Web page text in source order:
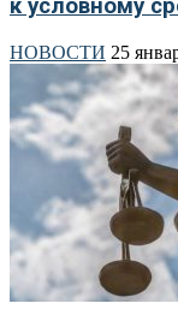
к условному
НОВОСТИ 25